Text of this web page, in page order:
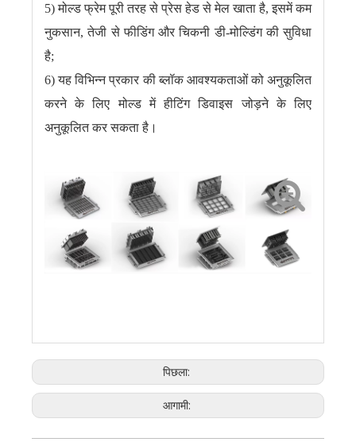
5) मोल्ड फ्रेम पूरी तरह से प्रेस हेड से मेल खाता है, इसमें कम
नुकसान, तेजी से फीडिंग और चिकनी डी-मोल्डिंग की सुविधा
है;
6) यह विभिन्न प्रकार की ब्लॉक आवश्यकताओं को अनुकूलित
करने के लिए मोल्ड में हीटिंग डिवाइस जोड़ने के लिए
अनुकूलित कर सकता है।
पिछला:
आगामी: